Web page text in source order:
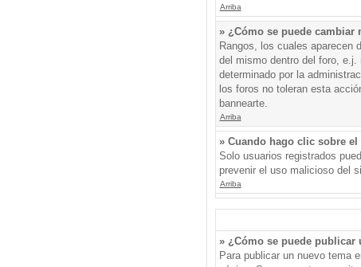
Arriba
» ¿Cómo se puede cambiar
Rangos, los cuales aparecen
del mismo dentro del foro,
determinado por la
los foros no toleran esta
bannearte.
Arriba
» Cuando hago clic sobre
Solo usuarios registrados
prevenir el uso malicioso del
Arriba
» ¿Cómo se puede publicar
Para publicar un nuevo tema